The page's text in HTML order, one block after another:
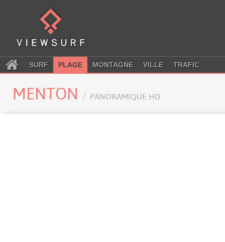
SURF PLAGE MONTAGNE VILLE TRAFIC
MENTON PANORAMIQUE HD